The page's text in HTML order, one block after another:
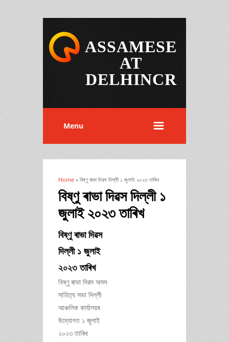
ASSAMESE
AT
DELHINCR
Menu
You are here
Home » বিষ্ণু ৰাভা দিৱস দিল্লী ১ জুলাই ২০২৩ তাৰিখ
বিষ্ণু ৰাভা দিৱস দিল্লী ১
জুলাই ২০২৩ তাৰিখ
বিষ্ণু ৰাভা দিৱস
দিল্লী ১ জুলাই
২০২৩ তাৰিখ
বিষ্ণু ৰাভা দিৱস অসম
সাহিত্য সভা দিল্লী
আঞ্চলিক কাৰ্যালয়ৰ
উদ্যোগত ১ জুলাই
২০২৩ তাৰিখ